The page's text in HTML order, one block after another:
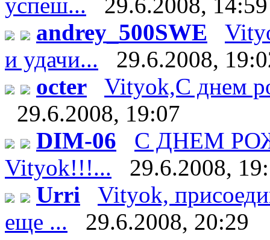
andrey_500SWE
и удачи...
29.6.2008,
octer
Vityok,С днем
29.6.2008, 19:07
DIM-06
С ДНЕМ
Vityok!!!...
29.6.2008,
Urri
Vityok,
еще ...
29.6.2008, 20:29